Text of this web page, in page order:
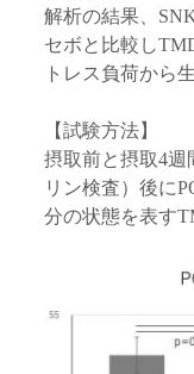
解析の結果、
セボと比較し
トレス負荷から
【試験方法】
摂取前と摂取4
リン検査）後に
分の状態を表す